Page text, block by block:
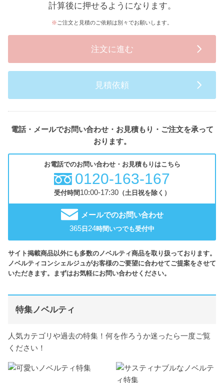
計算後に押せるようになります。
ご注文と見積のご依頼は別々でお願いします。
注文に進む
見積依頼
電話・メールでお問い合わせ・お見積もり・ご注文を承って
おります。
お電話でのお問い合わせ・お見積もりはこちら
0120-163-167
受付時間10:00-17:30（土日祝を除く）
メールでのお問い合わせ
365 日 24時間いつでも受付中
サイト掲載商品以外にも多数のノベルティ商品を取り扱っております。
ノベルティコンシェルジュがお客様のご要望に合わせてご提案をさせて
いただきます。まずはお気軽にお問い合わせください。
特集ノベルティ
人気カテゴリや過去の特集！何を作ろうか迷ったら一度ご覧
ください！